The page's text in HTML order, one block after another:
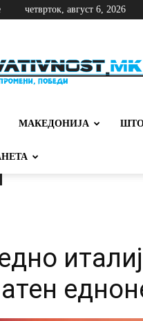
четврток, август 6, 2026
МАКЕДОНИЈА ШТО